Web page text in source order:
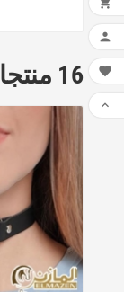
16 منتجات أخرى في نفس الفئة:


